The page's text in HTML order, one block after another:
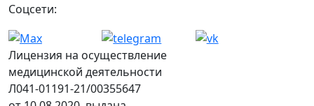
Соцсети:
Лицензия на осуществление
медицинской деятельности
Л041-01191-21/00355647